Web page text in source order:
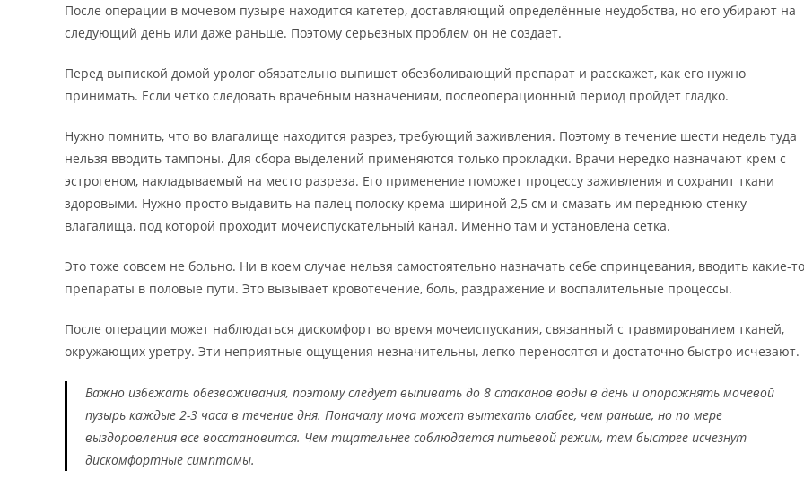
После операции в мочевом пузыре находится катетер, доставляющий определённые неудобства, но его убирают на
следующий день или даже раньше. Поэтому серьезных проблем он не создает.
Перед выпиской домой уролог обязательно выпишет обезболивающий препарат и расскажет, как его нужно
принимать. Если четко следовать врачебным назначениям, послеоперационный период пройдет гладко.
Нужно помнить, что во влагалище находится разрез, требующий заживления. Поэтому в течение шести недель туда
нельзя вводить тампоны. Для сбора выделений применяются только прокладки. Врачи нередко назначают крем с
эстрогеном, накладываемый на место разреза. Его применение поможет процессу заживления и сохранит ткани
здоровыми. Нужно просто выдавить на палец полоску крема шириной 2,5 см и смазать им переднюю стенку
влагалища, под которой проходит мочеиспускательный канал. Именно там и установлена сетка.
Это тоже совсем не больно. Ни в коем случае нельзя самостоятельно назначать себе спринцевания, вводить какие-то
препараты в половые пути. Это вызывает кровотечение, боль, раздражение и воспалительные процессы.
После операции может наблюдаться дискомфорт во время мочеиспускания, связанный с травмированием тканей,
окружающих уретру. Эти неприятные ощущения незначительны, легко переносятся и достаточно быстро исчезают.
Важно избежать обезвоживания, поэтому следует выпивать до 8 стаканов воды в день и опорожнять мочевой
пузырь каждые 2-3 часа в течение дня. Поначалу моча может вытекать слабее, чем раньше, но по мере
выздоровления все восстановится. Чем тщательнее соблюдается питьевой режим, тем быстрее исчезнут
дискомфортные симптомы.